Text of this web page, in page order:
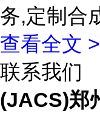
务,定制合
查看全文 >
联系我们
(JACS)郑